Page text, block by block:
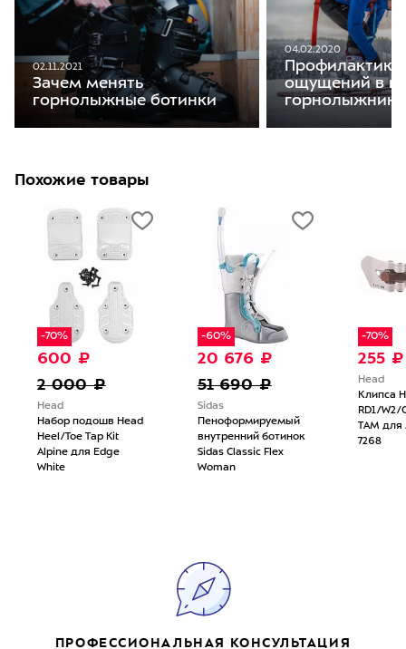
02.11.2021
Зачем менять
горнолыжные ботинки
04.02.2020
ощущений в
горнолыжника
Похожие товары
-70%
600 ₽
2 000 ₽
Head
Набор подошв Head
Heel/Toe Tap Kit
Alpine для Edge
White
-60%
20 676 ₽
51 690 ₽
Sidas
Пеноформируемый
внутренний ботинок
Sidas Classic Flex
Woman
-70%
255 ₽
Head
Клипса
RD1/W2/
TAM для
7268
ПРОФЕССИОНАЛЬНАЯ КОНСУЛЬТАЦИЯ